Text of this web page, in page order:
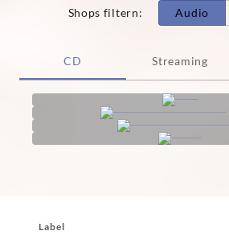
Shops filtern: Audio
CD Streaming
Label